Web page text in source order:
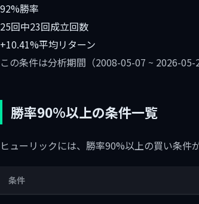
92%勝率
25回中23回成立回数
+10.41%平均リターン
この条件は分析期間（2008-05-07 ~ 2026-
勝率90%以上の条件一覧
ヒューリックには、勝率90%以上の買い条件
条件